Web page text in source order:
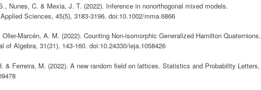
Nunes, C. & Mexia, J. T. (2022). Inference in nonorthogonal mixed models.
Sciences, 45(5), 3183-3196. doi:10.1002/mma.6866
Marcén, A. M. (2022). Counting Non-isomorphic Generalized Hamilton Quaternions.
of Algebra, 31(31), 143-160. doi:10.24330/ieja.1058426
& Ferreira, M. (2022). A new random field on lattices. Statistics and Probability Letters,